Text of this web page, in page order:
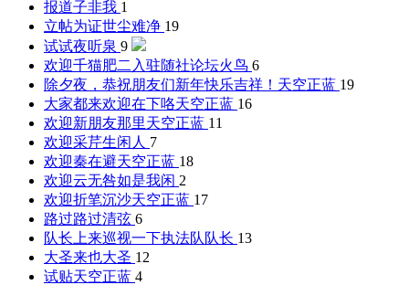
报道子非我 1
立帖为证世尘难净 19
试试夜听泉 9
欢迎千猫肥二入驻随社论坛火鸟 6
除夕夜，恭祝朋友们新年快乐吉祥！ 天空正蓝 19
大家都来欢迎在下咯天空正蓝 16
欢迎新朋友那里天空正蓝 11
欢迎采芹生闲人 7
欢迎秦在避天空正蓝 18
欢迎云无咎如是我闲 2
欢迎折笔沉沙天空正蓝 17
路过路过清弦 6
队长上来巡视一下执法队队长 13
大圣来也大圣 12
试贴天空正蓝 4